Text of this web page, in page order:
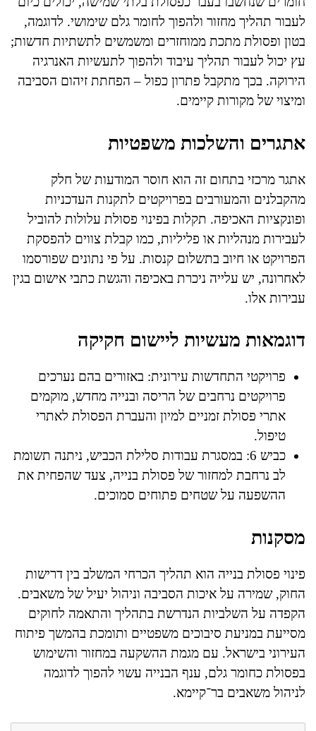
לעבור תהליך מחזור ולהפוך לחומר גלם שימושי. לדוגמה,
בטון ופסולת מתכת ממוחזרים ומשמשים לתשתיות חדשות;
עץ יכול לעבור תהליך עיבוד ולהפוך לתעשיות האנרגיה
הירוקה. בכך מתקבל פתרון כפול – הפחתת זיהום הסביבה
ומיצוי של מקורות קיימים.
אתגרים והשלכות משפטיות
אתגר מרכזי בתחום זה הוא חוסר המודעות של חלק
מהקבלנים והמעורבים בפרויקטים לתקנות העדכניות
ופונקציות האכיפה. תקלות בפינוי פסולת עלולות להוביל
לעבירות מנהליות או פליליות, כמו קבלת צווים להפסקת
הפרויקט או חיוב בתשלום קנסות. על פי נתונים שפורסמו
לאחרונה, יש עלייה ניכרת באכיפה והגשת כתבי אישום בגין
עבירות אלו.
דוגמאות מעשיות ליישום חקיקה
פרויקטי התחדשות עירונית: באזורים בהם נערכים
פרויקטים נרחבים של הריסה ובנייה מחדש, מוקמים
אתרי פסולת זמניים למיון והעברת הפסולת לאתרי
טיפול.
כביש 6: במסגרת עבודות סלילת הכביש, ניתנה תשומת
לב נרחבת למחזור של פסולת בנייה, צעד שהפחית את
ההשפעה על שטחים פתוחים סמוכים.
מסקנות
פינוי פסולת בנייה הוא תהליך הכרחי המשלב בין דרישות
החוק, שמירה על איכות הסביבה וניהול יעיל של משאבים.
הקפדה על השלביות הנדרשת בתהליך והתאמה לחוקים
מסייעת במניעת סיבוכים משפטיים ותומכת בהמשך פיתוח
העירוני בישראל. עם מגמת ההשקעה במחזור והשימוש
בפסולת כחומר גלם, ענף הבנייה עשוי להפוך לדוגמה
לניהול משאבים בר־קיימא.